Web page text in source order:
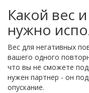
Какой вес
нужно
Вес для негативных
вашего одного
что вы не сможете
нужен партнер - он
опускание.